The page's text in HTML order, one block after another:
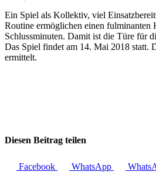
Ein Spiel als Kollektiv, viel
Routine ermöglichen einen fulminanten
Schlussminuten. Damit ist die Türe für
Das Spiel findet am 14. Mai 2018 statt.
ermittelt.
Diesen Beitrag teilen
Facebook WhatsApp